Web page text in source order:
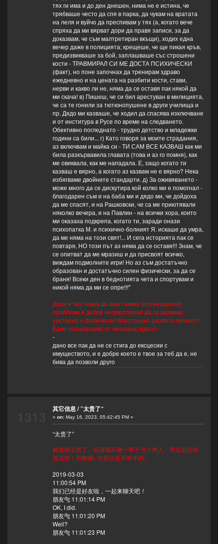
тях ги има и до ден днешен, нима не е истина, че
трябваше често да спя в парка, да чукам на вратата
на леля и вуйчо да преспивам у тях (а, когато вече
спряха да ми вярват дори да правя записи, за да
доказвам, че съм малтретиран вкъщи), ходих една
вечер даже в полицията; крещеше, че ще пикая кръв,
предизвикваше за бой, заплашваше със строшени
кости - ТРАВМИРАЛ СИ МЕ ДОСТА ПСИХИЧЕСКИ
(факт), но поне започнах да тренирам здраво
ежедневно и на цената на разбити кости, стави,
нерви и какво ли не, няма да се оставя пак някой да
ми скача! в) Пишеш, че си бил арестуван в милицията,
че са те гонили за тютюнопушене в други училища и
пр. Дядо ми казваше, че ходил да спасява изключване
и от институра в Русе по време на следването.
Обективно погледнато - трудно детство и младежки
години са били... г) Като говоря за моите страдания,
аз включвам и майка си - ТИ САМ ВСЕ КАЗВАШ как ми
била разкървавила главата (това и аз го помня), как
ме овиквала, как ме нападала. Е, защо когато ти
казваш е вярно, а когато аз казвам не е вярно? Нека
избягваме двойните стандарти. д) За оживяването -
може много да се дискутира кой колко ми е помогнал -
благодарен съм и на баба ми и дядо ми, че дойдоха
да ме спасят, и на Рашковски, че са ме приютявали
няколко вечера, и на Павлин - на всички хора, които
ми оказаха подкрепа, когато ти, заради онази
психопатка М. и психично-болният Я. искаше да умра,
да ме няма на този свят!... И сега историята пак се
повтаря, НО този път аз няма да се оставя!!! Знам, че
се опитват да ме мразиш и да присвоят всичко,
виждам подмолните игри! Но аз съм достатъчно
образован и достатъчно силен физически, за да се
браня! Всеки ден в беднотията чета и спортувам и
никой няма да ми се опре!!!"
Дори и без човек да има такива (потенциални)
проблеми е добре непрестаннода се развива
умствено и физически! Всестранно развита личност!
Един (позабравен от мнозина) идеал.
-
дано все пак да не се стига до ексцесии с
имуществото, и е добре което е твое за теб да е, не
бива да позволи друго
其它信息/”太贵了“
« on:May 16, 2023, 05:42:45 PM »
“太贵了”
她觉得太贵了。但是我不要一辈子当个穷人。而且是比较
便宜的！宗教呢--大部分是不科学的。
2019-03-03
11:00:54 PM
我们已经是好友啦，一起来聊天吧！
朋友🐅 11:01:14 PM
OK, I did.
朋友🐅 11:01:20 PM
Well?
朋友🐅 11:01:23 PM